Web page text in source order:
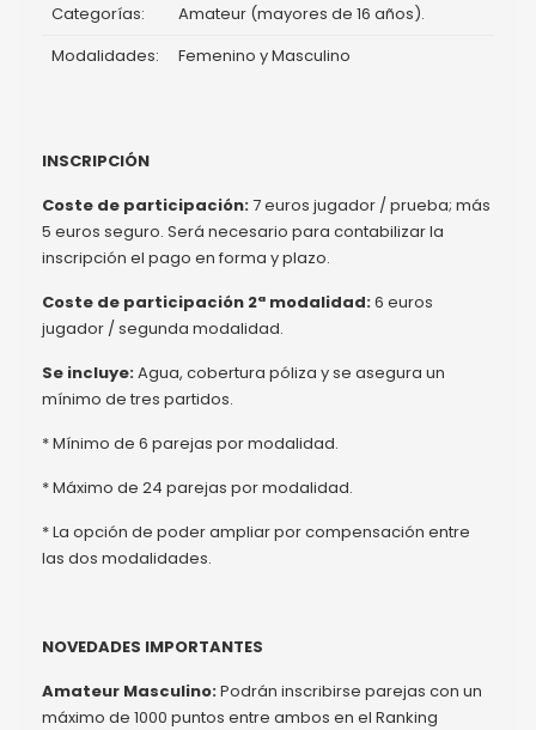
Categorías:
Amateur (mayores de 16 años).
Modalidades:
Femenino y Masculino
INSCRIPCIÓN
Coste de participación:7 euros jugador / prueba; más
5 euros seguro. Será necesario para contabilizar la
inscripción el pago en forma y plazo.
Coste de participación 2ª modalidad:6 euros
jugador / segunda modalidad.
Se incluye:Agua, cobertura póliza y se asegura un
mínimo de tres partidos.
* Mínimo de 6 parejas por modalidad.
* Máximo de 24 parejas por modalidad.
* La opción de poder ampliar por compensación entre
las dos modalidades.
NOVEDADES IMPORTANTES
Amateur Masculino:Podrán inscribirse parejas con un
máximo de 1000 puntos entre ambos en el Ranking